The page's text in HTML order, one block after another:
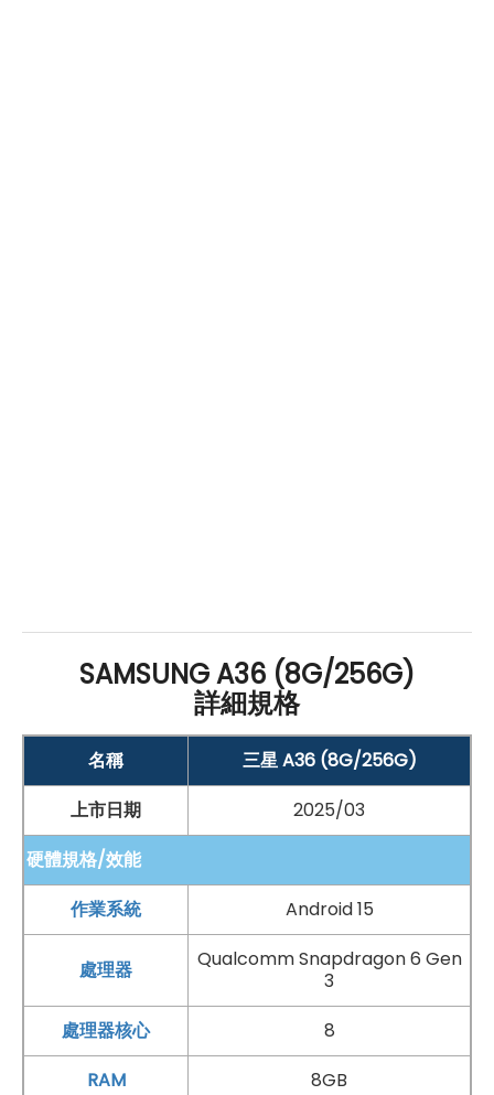
SAMSUNG A36 (8G/256G)
詳細規格
名稱
三星 A36 (8G/256G)
上市日期
2025/03
硬體規格/效能
作業系統
Android 15
處理器
Qualcomm Snapdragon 6 Gen
3
處理器核心
8
RAM
8GB